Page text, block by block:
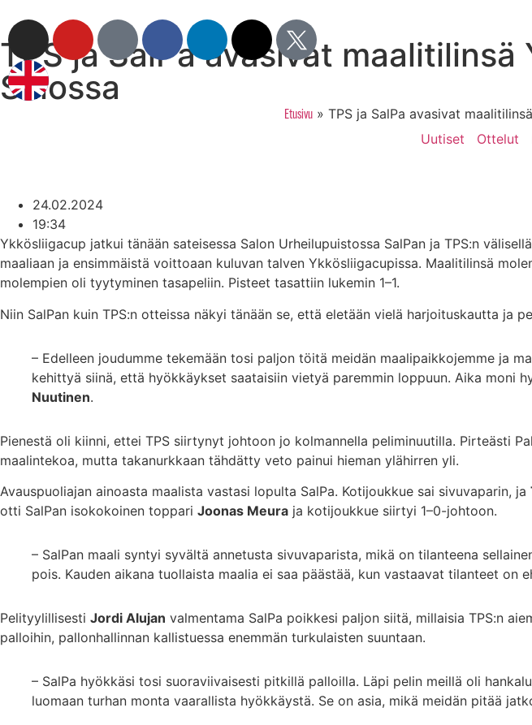
Uutiset Ottelut
TPS ja SalPa avasivat
Salossa
Etusivu» TPS ja SalPa avasivat
24.02.2024
19:34
Ykkösliigacup jatkui tänään sateisessa Salon Urheilupuistossa SalPan ja TPS:n
maaliaan ja ensimmäistä voittoaan kuluvan talven Ykkösliigacupissa. Maalitilinsä
molempien oli tyytyminen tasapeliin. Pisteet tasattiin lukemin 1–1.
Niin SalPan kuin TPS:n otteissa näkyi tänään se, että eletään vielä harjoituskautta ja
– Edelleen joudumme tekemään tosi paljon töitä meidän maalipaikkojemme ja
kehittyä siinä, että hyökkäykset saataisiin vietyä paremmin loppuun. Aika moni
Nuutinen.
Pienestä oli kiinni, ettei TPS siirtynyt johtoon jo kolmannella peliminuutilla. Pirteästi
maalintekoa, mutta takanurkkaan tähdätty veto painui hieman ylähirren yli.
Avauspuoliajan ainoasta maalista vastasi lopulta SalPa. Kotijoukkue sai sivuvaparin, ja
otti SalPan isokokoinen toppari Joonas Meura ja kotijoukkue siirtyi 1–0-johtoon.
– SalPan maali syntyi syvältä annetusta sivuvaparista, mikä on tilanteena
pois. Kauden aikana tuollaista maalia ei saa päästää, kun vastaavat tilanteet on
Pelityylillisesti Jordi Alujan valmentama SalPa poikkesi paljon siitä, millaisia TPS:n
palloihin, pallonhallinnan kallistuessa enemmän turkulaisten suuntaan.
– SalPa hyökkäsi tosi suoraviivaisesti pitkillä palloilla. Läpi pelin meillä oli
luomaan turhan monta vaarallista hyökkäystä. Se on asia, mikä meidän pitää